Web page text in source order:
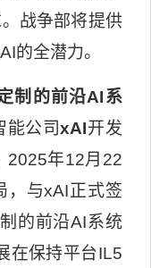
战争部将提供
AI的全潜力。
制的前沿AI系
能公司xAI开发
2025年12月 22
，与xAI 正式签
的前沿AI系统
在保持平台IL5